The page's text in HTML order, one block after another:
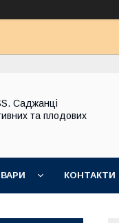
Саджанці
та плодових
КОНТАКТИ